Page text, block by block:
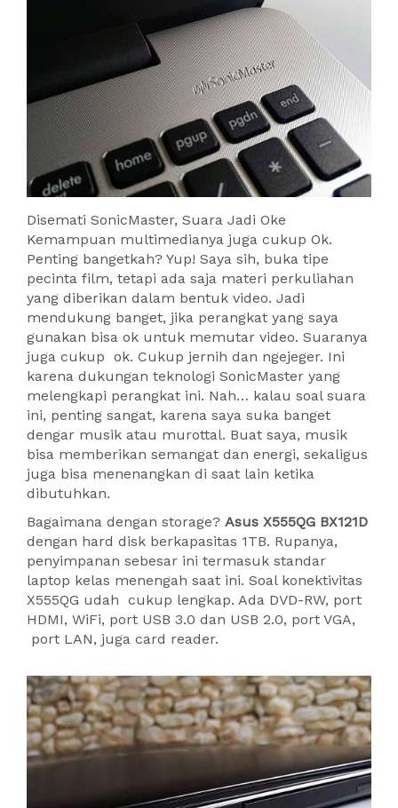
Disemati SonicMaster, Suara Jadi Oke
Kemampuan multimedianya juga cukup Ok.
Penting bangetkah? Yup! Saya sih, buka tipe
pecinta film, tetapi ada saja materi perkuliahan
yang diberikan dalam bentuk video. Jadi
mendukung banget, jika perangkat yang saya
gunakan bisa ok untuk memutar video. Suaranya
juga cukup ok. Cukup jernih dan ngejeger. Ini
karena dukungan teknologi SonicMaster yang
melengkapi perangkat ini. Nah… kalau soal suara
ini, penting sangat, karena saya suka banget
dengar musik atau murottal. Buat saya, musik
bisa memberikan semangat dan energi, sekaligus
juga bisa menenangkan di saat lain ketika
dibutuhkan.
Bagaimana dengan storage? Asus X555QG BX121D
dengan hard disk berkapasitas 1TB. Rupanya,
penyimpanan sebesar ini termasuk standar
laptop kelas menengah saat ini. Soal konektivitas
X555QG udah cukup lengkap. Ada DVD-RW, port
HDMI, WiFi, port USB 3.0 dan USB 2.0, port VGA,
port LAN, juga card reader.